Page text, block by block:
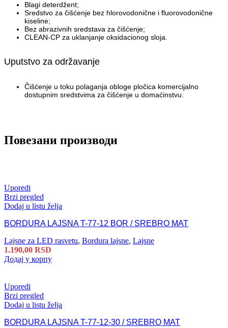
Blagi deterdžent;
Sredstvo za čišćenje bez hlorovodonične i fluorovodonične
kiseline;
Bez abrazivnih sredstava za čišćenje;
CLEAN-CP za uklanjanje oksidacionog sloja.
Uputstvo za održavanje
Čišćenje u toku polaganja obloge pločica komercijalno
dostupnim sredstvima za čišćenje u domaćinstvu.
Повезани производи
Uporedi
Brzi pregled
Dodaj u listu želja
BORDURA LAJSNA T-77-12 BOR / SREBRO MAT
Lajsne za LED rasvetu, Bordura lajsne, Lajsne
1.190,00 RSD
Додај у корпу
Uporedi
Brzi pregled
Dodaj u listu želja
BORDURA LAJSNA T-77-12-30 / SREBRO MAT